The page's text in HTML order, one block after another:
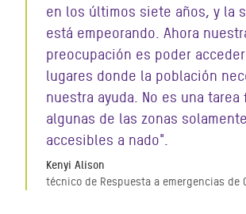
en los últimos siete años, y la
está empeorando. Ahora
preocupación es poder
lugares donde la población
nuestra ayuda. No es una tarea
algunas de las zonas
accesibles a nado".
Kenyi Alison
técnico de Respuesta a emergencias de